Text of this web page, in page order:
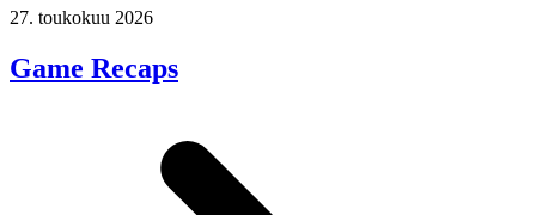
27. toukokuu 2026
Game Recaps